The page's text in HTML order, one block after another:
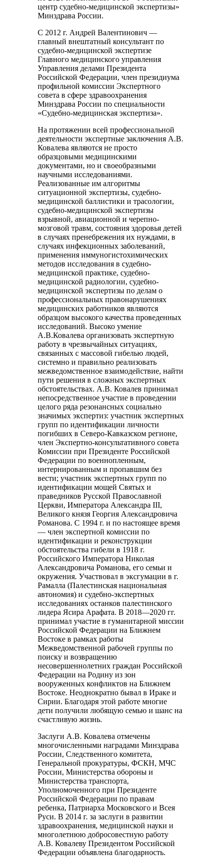
центр судебно-медицинской экспертизы»
Минздрава России.
С 2012 г. Андрей Валентинович —
главный внештатный консультант по
судебно-медицинской экспертизе
Главного медицинского управления
Управления делами Президента
Российской Федерации, член президиума
профильной комиссии Экспертного
совета в сфере здравоохранения
Минздрава России по специальности
«Судебно-медицинская экспертиза».
На протяжении всей профессиональной
деятельности экспертные заключения А.В.
Ковалева являются не просто
образцовыми медицинскими
документами, но и своеобразными
научными исследованиями.
Реализованные им алгоритмы
ситуационной экспертизы, судебно-
медицинской баллистики и трасологии,
судебно-медицинской экспертизы
взрывной, авиационной и черепно-
мозговой травм, состояния здоровья детей
в случаях пренебрежения их нуждами, в
случаях инфекционных заболеваний,
применения иммуногистохимических
методов исследования в судебно-
медицинской практике, судебно-
медицинской радиологии, судебно-
медицинской экспертизы по делам о
профессиональных правонарушениях
медицинских работников являются
образцом высокого качества проведенных
исследований. Высоко умение
А.В.Ковалева организовать экспертную
работу в чрезвычайных ситуациях,
связанных с массовой гибелью людей,
системно и правильно реализовать
межведомственное взаимодействие, найти
пути решения в сложных экспертных
обстоятельствах. А.В. Ковалев принимал
непосредственное участие в проведении
целого ряда резонансных социально
значимых экспертиз: участник экспертных
групп по идентификации личности
погибших в Северо-Кавказском регионе,
член Экспертно-консультативного совета
Комиссии при Президенте Российской
Федерации по военнопленным,
интернированным и пропавшим без
вести; участник экспертных групп по
идентификации мощей Святых и
праведников Русской Православной
Церкви, Императора Александра III,
Великого князя Георгия Александровича
Романова. С 1994 г. и по настоящее время
— член экспертной комиссии по
идентификации и реконструкции
обстоятельства гибели в 1918 г.
Российского Императора Николая
Александровича Романова, его семьи и
окружения. Участвовал в эксгумации в г.
Рамалла (Палестинская национальная
автономия) и судебно-экспертных
исследованиях останков палестинского
лидера Ясира Арафата. В 2018—2020 гг.
принимал участие в гуманитарной миссии
Российской Федерации на Ближнем
Востоке в рамках работы
Межведомственной рабочей группы по
поиску и возвращению
несовершеннолетних граждан Российской
Федерации на Родину из зон
вооруженных конфликтов на Ближнем
Востоке. Неоднократно бывал в Ираке и
Сирии. Благодаря этой работе многие
дети получили любящую семью и шанс на
счастливую жизнь.
Заслуги А.В. Ковалева отмечены
многочисленными наградами Минздрава
России, Следственного комитета,
Генеральной прокуратуры, ФСКН, МЧС
России, Министерства обороны и
Министерства транспорта,
Уполномоченного при Президенте
Российской Федерации по правам
ребенка, Патриарха Московского и Всея
Руси. В 2014 г. за заслуги в развитии
здравоохранения, медицинской науки и
многолетнюю добросовестную работу
А.В. Ковалеву Президентом Российской
Федерации объявлена благодарность.